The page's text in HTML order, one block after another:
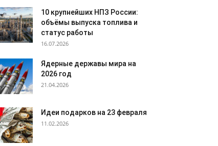
10 крупнейших НПЗ России:
объёмы выпуска топлива и
статус работы
16.07.2026
Ядерные державы мира на
2026 год
21.04.2026
Идеи подарков на 23 февраля
11.02.2026